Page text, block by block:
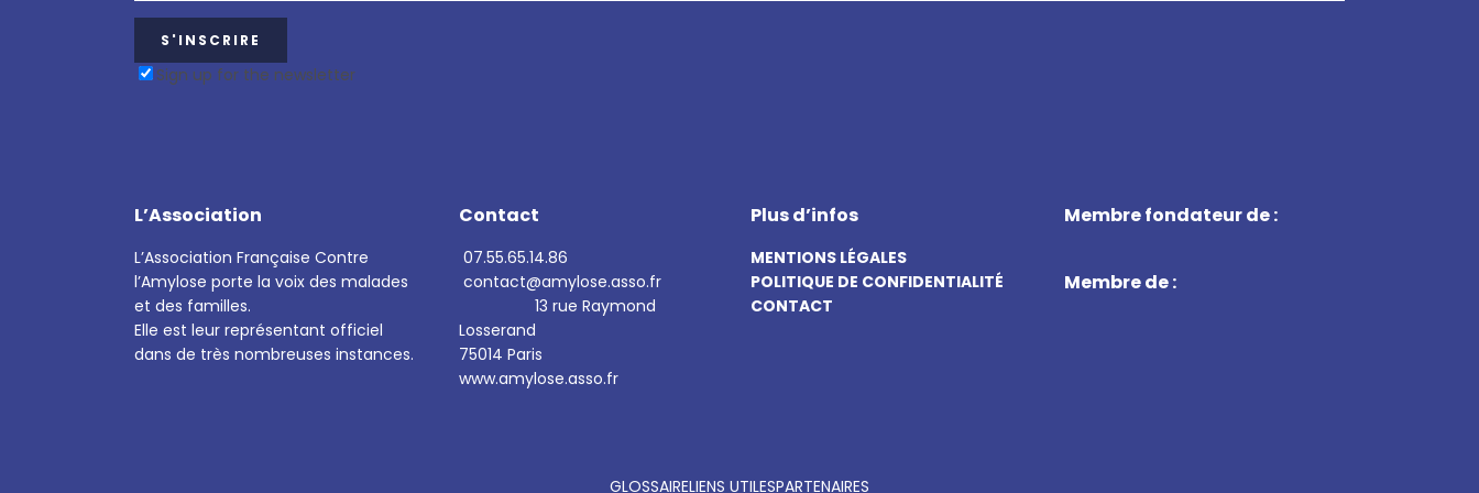
Sign up for the newsletter
L’Association
L’Association Française Contre
l’Amylose porte la voix des malades
et des familles.
Elle est leur représentant officiel
dans de très nombreuses instances.
Contact
07.55.65.14.86
contact@amylose.asso.fr
13 rue Raymond
Losserand
75014 Paris
www.amylose.asso.fr
Plus d’infos
MENTIONS LÉGALES
POLITIQUE DE CONFIDENTIALITÉ
CONTACT
Membre fondateur de :
Membre de :
GLOSSAIRELIENS UTILESPARTENAIRES